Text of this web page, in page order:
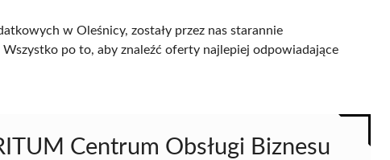
w Oleśnicy, zostały przez nas starannie
po to, aby znaleźć oferty najlepiej odpowiadające
Centrum Obsługi Biznesu